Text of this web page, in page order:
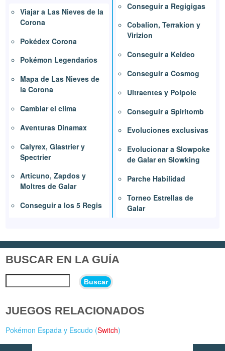
Viajar a Las Nieves de la
Corona
Pokédex Corona
Pokémon Legendarios
Mapa de Las Nieves de
la Corona
Cambiar el clima
Aventuras Dinamax
Calyrex, Glastrier y
Spectrier
Articuno, Zapdos y
Moltres de Galar
Conseguir a los 5 Regis
Conseguir a Regigigas
Cobalion, Terrakion y
Virizion
Conseguir a Keldeo
Conseguir a Cosmog
Ultraentes y Poipole
Conseguir a Spiritomb
Evoluciones exclusivas
Evolucionar a Slowpoke
de Galar en Slowking
Parche Habilidad
Torneo Estrellas de
Galar
BUSCAR EN LA GUÍA
Buscar
JUEGOS RELACIONADOS
Pokémon Espada y Escudo (Switch)